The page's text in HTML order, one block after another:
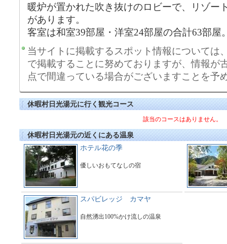
暖炉が置かれた吹き抜けのロビーで、リゾー
があります。
客室は和室39部屋・洋室24部屋の合計63部屋
当サイトに掲載するスポット情報については
で掲載することに努めておりますが、情報が
点で間違っている場合がございますことを予
休暇村日光湯元に行く観光コース
該当のコースはありません。
休暇村日光湯元の近くにある温泉
ホテル花の季
優しいおもてなしの宿
スパビレッジ カマヤ
自然湧出100%かけ流しの温泉